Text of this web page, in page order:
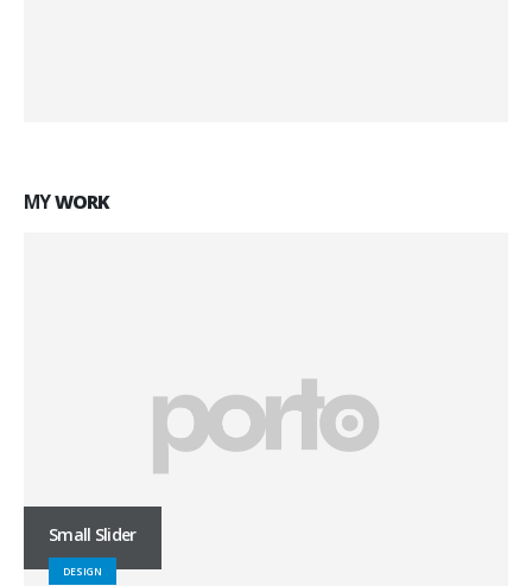
MYWORK
Small Slider
DESIGN